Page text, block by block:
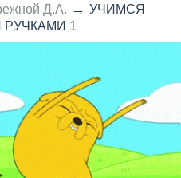
Д.А. → УЧИМСЯ
1